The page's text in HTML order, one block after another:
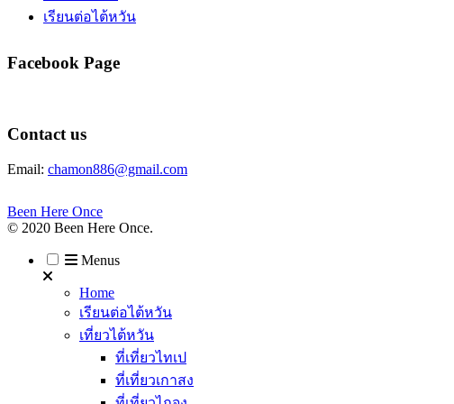
เรียนต่อไต้หวัน
Facebook Page
Contact us
Email: chamon886@gmail.com
Been Here Once
© 2020 Been Here Once.
Menus
Home
เรียนต่อไต้หวัน
เที่ยวไต้หวัน
ที่เที่ยวไทเป
ที่เที่ยวเกาสง